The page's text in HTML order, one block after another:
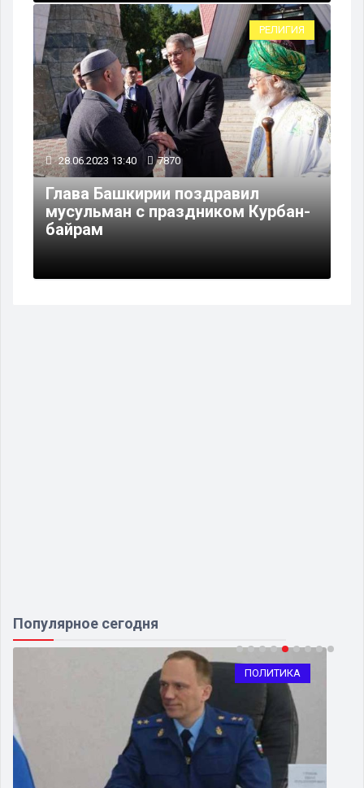
РЕЛИГИЯ
28.06.2023 13:40 7870
Глава Башкирии поздравил
мусульман с праздником Курбан-
байрам
Популярное сегодня
ПОЛИТИКА